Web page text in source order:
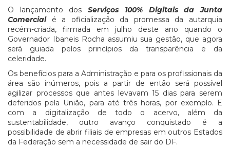
O lançamento dosServiços 100% Digitais da Junta
Comercialé a oficialização da promessa da autarquia
recém-criada, firmada em julho deste ano quando o
Governador Ibaneis Rocha assumiu sua gestão, que agora
será guiada pelos princípios da transparência e da
celeridade.
Os benefícios para a Administração e para os profissionais da
área são inúmeros, pois a partir de então será possível
agilizar processos que antes levavam 15 dias para serem
deferidos pela União, para até três horas, por exemplo. E
com a digitalização de todo o acervo, além da
sustentabilidade, outro avanço conquistado é a
possibilidade de abrir filiais de empresas em outros Estados
da Federação sem a necessidade de sair do DF.